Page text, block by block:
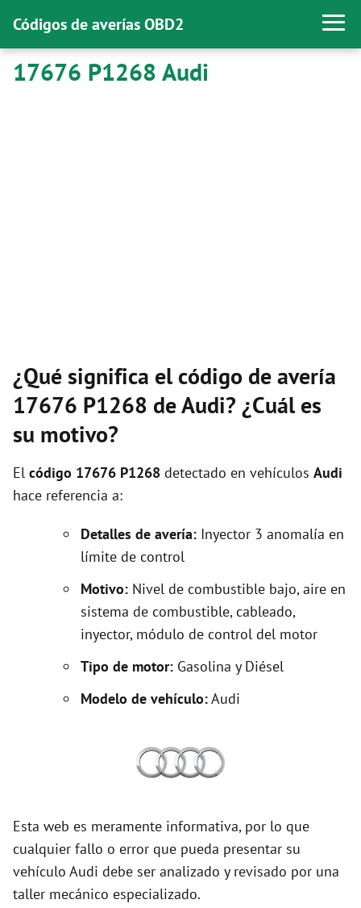
Códigos de averías OBD2
17676 P1268 Audi
¿Qué significa el código de avería
17676 P1268 de Audi? ¿Cuál es
su motivo?
El código 17676 P1268 detectado en vehículos Audi
hace referencia a:
Detalles de avería: Inyector 3 anomalía en
límite de control
Motivo: Nivel de combustible bajo, aire en
sistema de combustible, cableado,
inyector, módulo de control del motor
Tipo de motor: Gasolina y Diésel
Modelo de vehículo:Audi
Esta web es meramente informativa, por lo que
cualquier fallo o error que pueda presentar su
vehículo Audi debe ser analizado y revisado por una
taller mecánico especializado.